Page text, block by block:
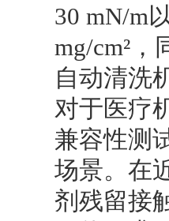
30 mN/m
mg/cm²
自动清洗
对于医疗
兼容性测
场景。在
剂残留接